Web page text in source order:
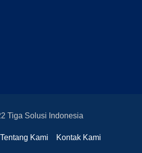
Tiga Solusi Indonesia
Tentang Kami Kontak Kami